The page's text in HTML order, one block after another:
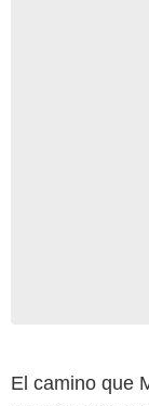
El camino que